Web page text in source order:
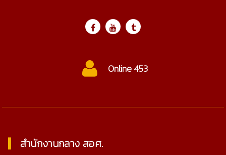
Online 453
สำนักงานกลาง สอศ.